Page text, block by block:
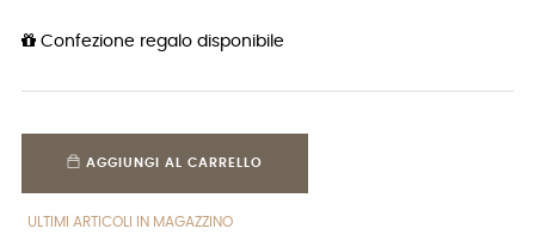
Confezione regalo disponibile
AGGIUNGI AL CARRELLO
ULTIMI ARTICOLI IN MAGAZZINO